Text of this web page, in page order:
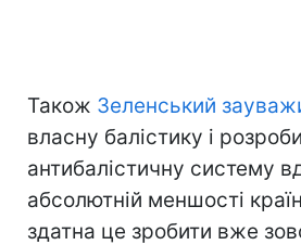
Також Зеленський
власну балістику і
антибалістичну систему
абсолютній меншості
здатна це зробити вже